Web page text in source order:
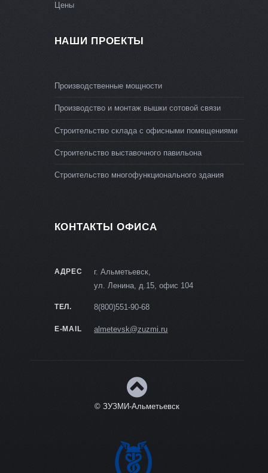
Цены
НАШИ ПРОЕКТЫ
Производственные мощности
Производство и монтаж вышки сотовой связи
Строительство склада с офисными помещениями
Строительство выставочного павильона
Строительство многофункционального здания
КОНТАКТЫ ОФИСА
АДРЕС
г. Альметьевск,
ул. Ленина, д.15, офис 104
ТЕЛ. 8(800)551-90-68
E-MAIL almetevsk@zuzmi.ru
© ЗУЗМИ-Альметьевск